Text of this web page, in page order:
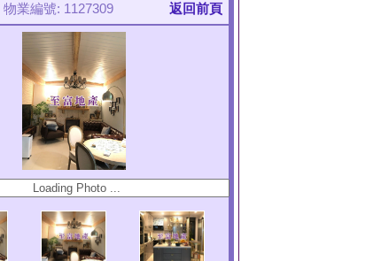
物業編號: 1127309 返回前頁